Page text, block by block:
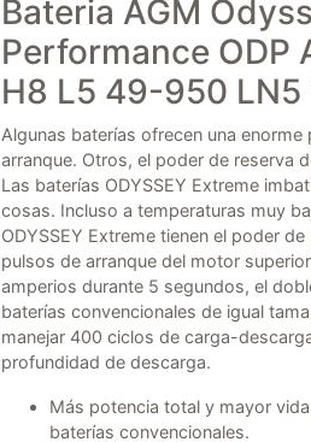
Bateria AGM
Performance ODP
H8 L5 49-950 LN5
Algunas baterías ofrecen una enorme
arranque. Otros, el poder de reserva
Las baterías ODYSSEY Extreme
cosas. Incluso a temperaturas muy
ODYSSEY Extreme tienen el poder
pulsos de arranque del motor
amperios durante 5 segundos, el
baterías convencionales de igual
manejar 400 ciclos de carga-
profundidad de descarga.
Más potencia total y mayor
baterías convencionales.